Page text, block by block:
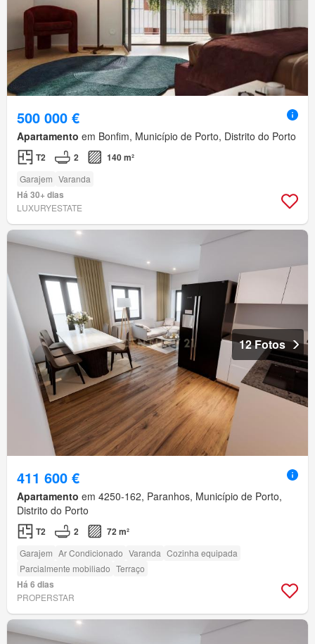
500 000 €
Apartamento em Bonfim, Município de Porto, Distrito do Porto
T2 2 140 m²
Garajem Varanda
Há 30+ dias
LUXURYESTATE
12 Fotos
411 600 €
Apartamento em 4250-162, Paranhos, Município de Porto,
Distrito do Porto
T2 2 72 m²
Garajem Ar Condicionado Varanda Cozinha equipada
Parcialmente mobiliado Terraço
Há 6 dias
PROPERSTAR